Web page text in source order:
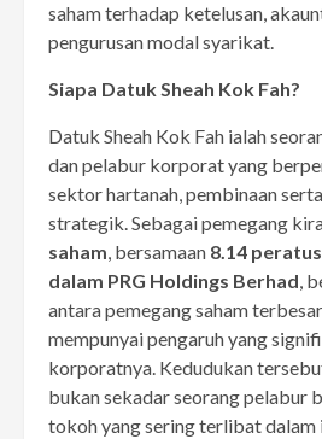
saham terhadap ketelusan,
pengurusan modal syarikat.
Siapa Datuk Sheah Kok Fah?
Datuk Sheah Kok Fah ialah
dan pelabur korporat yang
sektor hartanah, pembinaan
strategik. Sebagai pemegang
saham, bersamaan 8.14
dalam PRG Holdings Berhad,
antara pemegang saham
mempunyai pengaruh yang
korporatnya. Kedudukan
bukan sekadar seorang pelabur
tokoh yang sering terlibat dalam